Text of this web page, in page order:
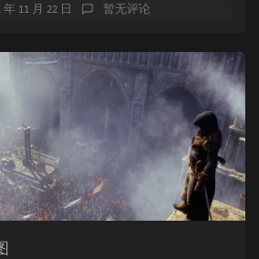
年 11 月 22 日 暂无评论